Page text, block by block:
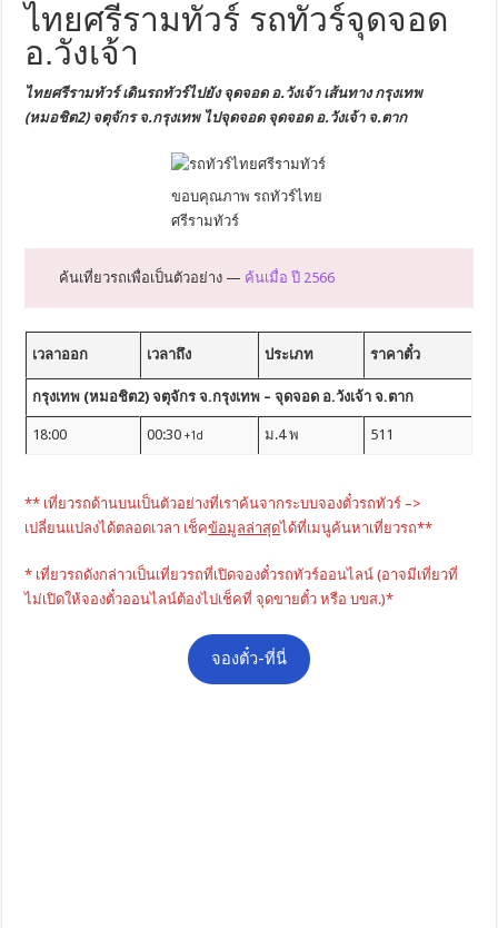
ไทยศรีรามทัวร์ รถทัวร์จุดจอด
อ.วังเจ้า
ไทยศรีรามทัวร์ เดินรถทัวร์ไปยัง จุดจอด อ.วังเจ้าเส้นทาง กรุงเทพ
(หมอชิต2) จตุจักร จ.กรุงเทพ ไปจุดจอด จุดจอด อ.วังเจ้า จ.ตาก
ขอบคุณภาพ รถทัวร์ไทย
ศรีรามทัวร์
ค้นเที่ยวรถเพื่อเป็นตัวอย่าง — ค้นเมื่อ ปี 2566
เวลาออก เวลาถึง ประเภท ราคาตั๋ว
กรุงเทพ (หมอชิต2) จตุจักร จ.กรุงเทพ – จุดจอด อ.วังเจ้า จ.ตาก
18:00 00:30+1d ม.4 พ 511
** เที่ยวรถด้านบนเป็นตัวอย่างที่เราค้นจากระบบจองตั๋วรถทัวร์ –>
เปลี่ยนแปลงได้ตลอดเวลา เช็คข้อมูลล่าสุดได้ที่เมนูค้นหาเที่ยวรถ**
* เที่ยวรถดังกล่าวเป็นเที่ยวรถที่เปิดจองตั๋วรถทัวร์ออนไลน์ (อาจมีเที่ยวที่
ไม่เปิดให้จองตั๋วออนไลน์ต้องไปเช็คที่ จุดขายตั๋ว หรือ บขส.)*
จองตั๋ว-ที่นี่